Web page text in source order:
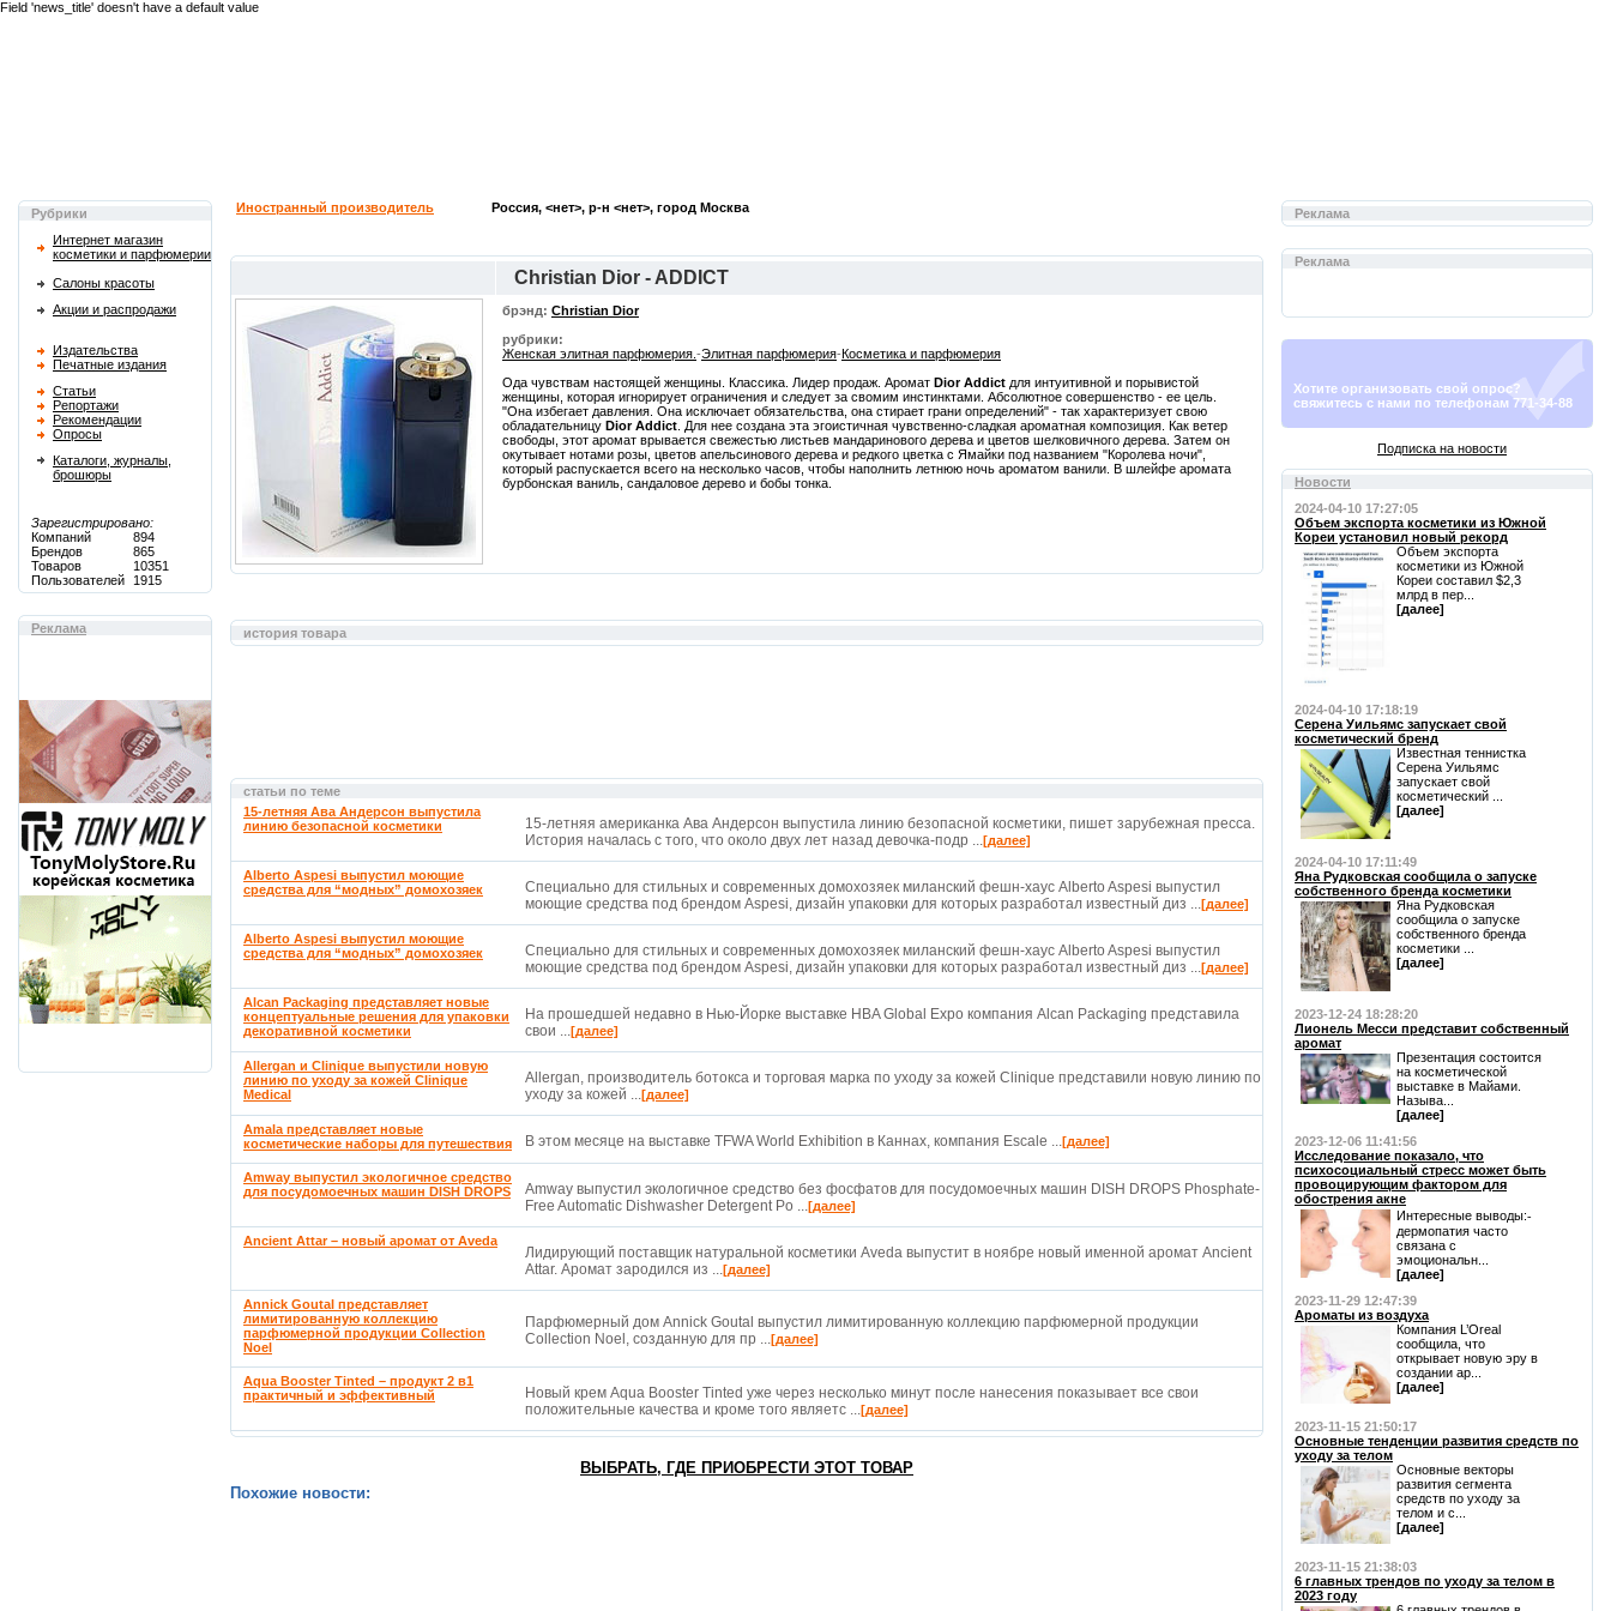
Field 'news_title' doesn't have a default value
Рубрики
Интернет магазин
косметики и парфюмерии
Салоны красоты
Акции и распродажи
Издательства
Печатные издания
Статьи
Репортажи
Рекомендации
Опросы
Каталоги, журналы,
брошюры
Зарегистрировано:
Компаний
894
Брендов
865
Товаров
10351
Пользователей
1915
Реклама
Иностранный производитель Россия, <нет>, р-н <нет>, город Москва
Christian Dior - ADDICT
брэнд: Christian Dior
рубрики:
Женская элитная парфюмерия. -Элитная парфюмерия-Косметика и парфюмерия
Ода чувствам настоящей женщины. Классика. Лидер продаж. Аромат Dior Addict для интуитивной и порывистой
женщины, которая игнорирует ограничения и следует за свомим инстинктами. Абсолютное совершенство - ее цель.
"Она избегает давления. Она исключает обязательства, она стирает грани определений" - так характеризует свою
обладательницу Dior Addict . Для нее создана эта эгоистичная чувственно-сладкая ароматная композиция. Как ветер
свободы, этот аромат врывается свежестью листьев мандаринового дерева и цветов шелковичного дерева. Затем он
окутывает нотами розы, цветов апельсинового дерева и редкого цветка с Ямайки под названием "Королева ночи",
который распускается всего на несколько часов, чтобы наполнить летнюю ночь ароматом ванили. В шлейфе аромата
бурбонская ваниль, сандаловое дерево и бобы тонка.
история товара
статьи по теме
15-летняя Ава Андерсон выпустила
линию безопасной косметики
15-летняя американка Ава Андерсон выпустила линию безопасной косметики, пишет зарубежная пресса.
История началась с того, что около двух лет назад девочка-подр ...[далее]
Alberto Aspesi выпустил моющие
средства для “модных” домохозяек
Специально для стильных и современных домохозяек миланский фешн-хаус Alberto Aspesi выпустил
моющие средства под брендом Aspesi, дизайн упаковки для которых разработал известный диз ...[далее]
Alberto Aspesi выпустил моющие
средства для “модных” домохозяек
Специально для стильных и современных домохозяек миланский фешн-хаус Alberto Aspesi выпустил
моющие средства под брендом Aspesi, дизайн упаковки для которых разработал известный диз ...[далее]
Alcan Packaging представляет новые
концептуальные решения для упаковки
декоративной косметики
На прошедшей недавно в Нью-Йорке выставке HBA Global Expo компания Alcan Packaging представила
свои ...[далее]
Allergan и Clinique выпустили новую
линию по уходу за кожей Clinique
Medical
Allergan, производитель ботокса и торговая марка по уходу за кожей Clinique представили новую линию по
уходу за кожей ...[далее]
Amala представляет новые
косметические наборы для путешествия
В этом месяце на выставке TFWA World Exhibition в Каннах, компания Escale ...[далее]
Amway выпустил экологичное средство
для посудомоечных машин DISH DROPS
Amway выпустил экологичное средство без фосфатов для посудомоечных машин DISH DROPS Phosphate-
Free Automatic Dishwasher Detergent Po ...[далее]
Ancient Attar – новый аромат от Aveda
Лидирующий поставщик натуральной косметики Aveda выпустит в ноябре новый именной аромат Ancient
Attar. Аромат зародился из ...[далее]
Annick Goutal представляет
лимитированную коллекцию
парфюмерной продукции Collection
Noel
Парфюмерный дом Annick Goutal выпустил лимитированную коллекцию парфюмерной продукции
Collection Noel, созданную для пр ...[далее]
Aqua Booster Tinted – продукт 2 в1
практичный и эффективный
Новый крем Aqua Booster Tinted уже через несколько минут после нанесения показывает все свои
положительные качества и кроме того являетс ...[далее]
ВЫБРАТЬ, ГДЕ ПРИОБРЕСТИ ЭТОТ ТОВАР
Похожие новости:
Реклама
Реклама
Хотите организовать свой опрос?
свяжитесь с нами по телефонам 771-34-88
Подписка на новости
Новости
2024-04-10 17:27:05
Объем экспорта косметики из Южной
Кореи установил новый рекорд
Объем экспорта
косметики из Южной
Кореи составил $2,3
млрд в пер...
[далее]
2024-04-10 17:18:19
Серена Уильямс запускает свой
косметический бренд
Известная теннистка
Серена Уильямс
запускает свой
косметический ...
[далее]
2024-04-10 17:11:49
Яна Рудковская сообщила о запуске
собственного бренда косметики
Яна Рудковская
сообщила о запуске
собственного бренда
косметики ...
[далее]
2023-12-24 18:28:20
Лионель Месси представит собственный
аромат
Презентация состоится
на косметической
выставке в Майами.
Называ...
[далее]
2023-12-06 11:41:56
Исследование показало, что
психосоциальный стресс может быть
провоцирующим фактором для
обострения акне
Интересные выводы:⁃
дермопатия часто
связана с
эмоциональн...
[далее]
2023-11-29 12:47:39
Ароматы из воздуха
Компания L’Oreal
сообщила, что
открывает новую эру в
создании ар...
[далее]
2023-11-15 21:50:17
Основные тенденции развития средств по
уходу за телом
Основные векторы
развития сегмента
средств по уходу за
телом и с...
[далее]
2023-11-15 21:38:03
6 главных трендов по уходу за телом в
2023 году